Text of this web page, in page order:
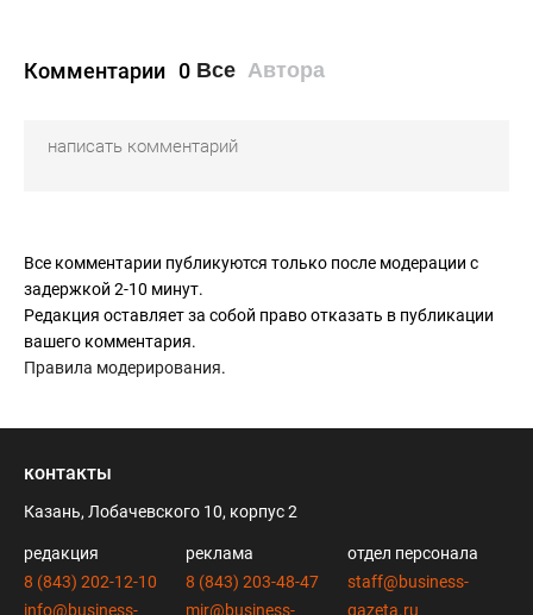
Комментарии 0 Все Автора
Все комментарии публикуются только после модерации с
задержкой 2-10 минут.
Редакция оставляет за собой право отказать в публикации
вашего комментария.
Правила модерирования.
контакты
Казань, Лобачевского 10, корпус 2
редакция
8 (843) 202-12-10
info@business-
реклама
8 (843) 203-48-47
mir@business-
отдел персонала
staff@business-
gazeta.ru